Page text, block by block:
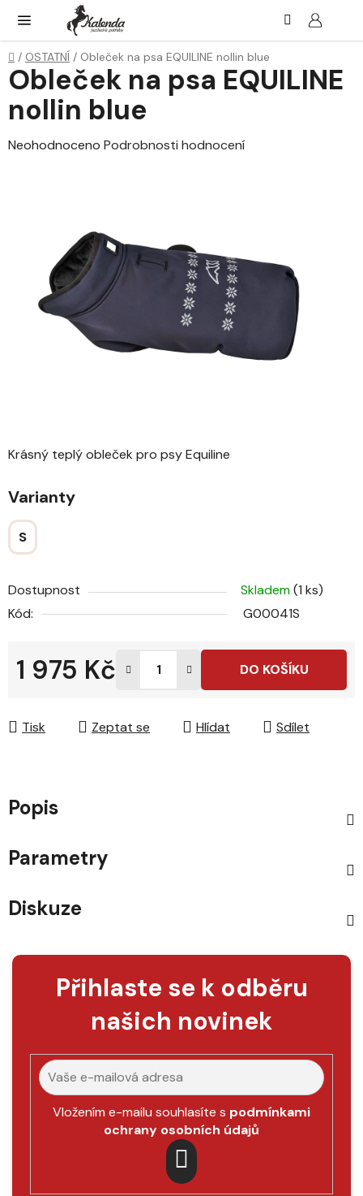
obsah
Domů
/ OSTATNÍ / Obleček na psa EQUILINE nollin blue
Krásný teplý obleček pro psy Equiline
Varianty
S
Dostupnost Skladem(1 ks)
Kód:
G00041S
1 975 Kč DO KOŠÍKU
Tisk Zeptat se Hlídat Sdílet
Obleček na psa EQUILINE
nollin blue
Průměrné
hvězdiček.
Neohodnoceno Podrobnosti hodnocení
Popis
Parametry
Diskuze
Přihlaste se k odběru
našich novinek
Vložením e-mailu souhlasíte s podmínkami
ochrany osobních údajů
PŘIHLÁSIT